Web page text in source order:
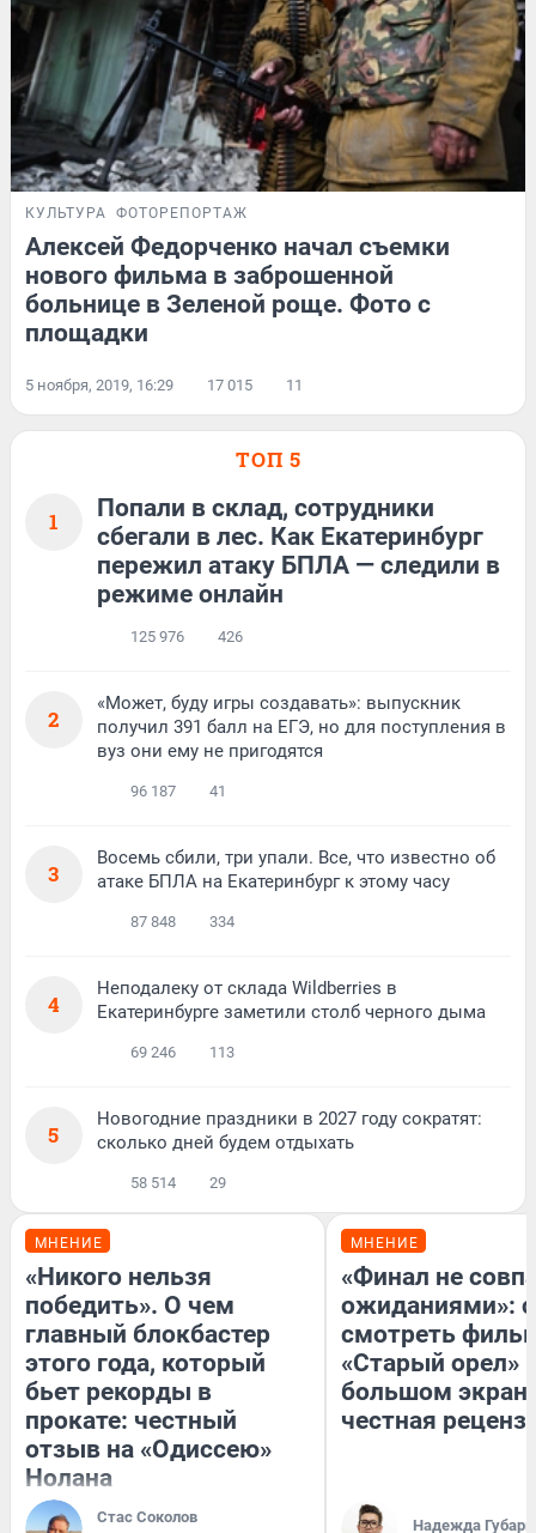
КУЛЬТУРА ФОТОРЕПОРТАЖ
Алексей Федорченко начал съемки
нового фильма в заброшенной
больнице в Зеленой роще. Фото с
площадки
5 ноября, 2019, 16:29 17 015 11
ТОП 5
1
Попали в склад, сотрудники
сбегали в лес. Как Екатеринбург
пережил атаку БПЛА — следили в
режиме онлайн
125 976 426
2
«Может, буду игры создавать»: выпускник
получил 391 балл на ЕГЭ, но для поступления в
вуз они ему не пригодятся
96 187 41
3
Восемь сбили, три упали. Все, что известно об
атаке БПЛА на Екатеринбург к этому часу
87 848 334
4
Неподалеку от склада Wildberries в
Екатеринбурге заметили столб черного дыма
69 246 113
5
Новогодние праздники в 2027 году сократят:
сколько дней будем отдыхать
58 514 29
МНЕНИЕ
«Никого нельзя
победить». О чем
главный блокбастер
этого года, который
бьет рекорды в
прокате: честный
отзыв на «Одиссею»
Нолана
Стас Соколов
МНЕНИЕ
«Финал не
ожиданиями»:
смотреть
«Старый орел»
большом
честная
Надежда Губарь